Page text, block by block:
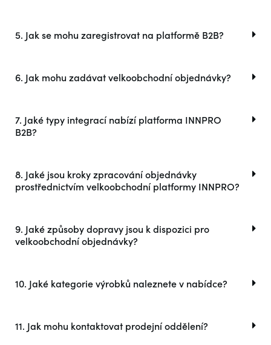
5. Jak se mohu zaregistrovat na platformě B2B?
6. Jak mohu zadávat velkoobchodní objednávky?
7. Jaké typy integrací nabízí platforma INNPRO
B2B?
8. Jaké jsou kroky zpracování objednávky
prostřednictvím velkoobchodní platformy INNPRO?
9. Jaké způsoby dopravy jsou k dispozici pro
velkoobchodní objednávky?
10. Jaké kategorie výrobků naleznete v nabídce?
11. Jak mohu kontaktovat prodejní oddělení?